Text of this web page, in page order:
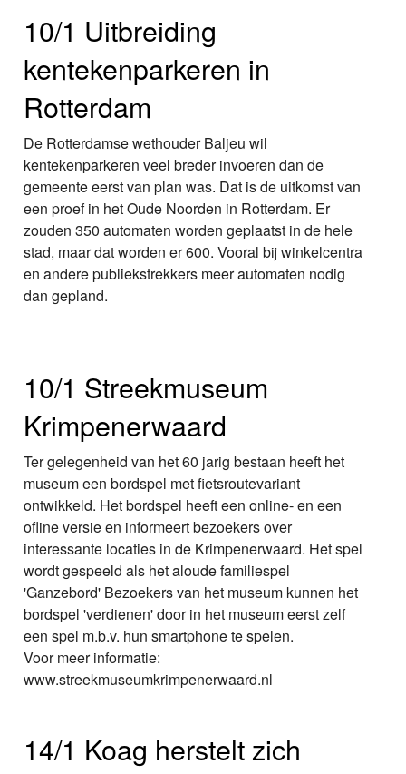
10/1 Uitbreiding
kentekenparkeren in
Rotterdam
De Rotterdamse wethouder Baljeu wil
kentekenparkeren veel breder invoeren dan de
gemeente eerst van plan was. Dat is de uitkomst van
een proef in het Oude Noorden in Rotterdam. Er
zouden 350 automaten worden geplaatst in de hele
stad, maar dat worden er 600. Vooral bij winkelcentra
en andere publiekstrekkers meer automaten nodig
dan gepland.
10/1 Streekmuseum
Krimpenerwaard
Ter gelegenheid van het 60 jarig bestaan heeft het
museum een bordspel met fietsroutevariant
ontwikkeld. Het bordspel heeft een online- en een
ofline versie en informeert bezoekers over
interessante locaties in de Krimpenerwaard. Het spel
wordt gespeeld als het aloude familiespel
'Ganzebord' Bezoekers van het museum kunnen het
bordspel 'verdienen' door in het museum eerst zelf
een spel m.b.v. hun smartphone te spelen.
Voor meer informatie:
www.streekmuseumkrimpenerwaard.nl
14/1 Koag herstelt zich